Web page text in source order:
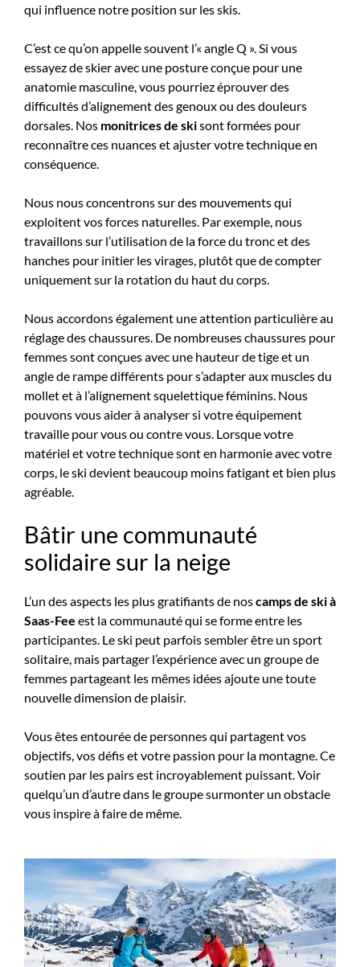
qui influence notre position sur les skis.
C’est ce qu’on appelle souvent l’« angle Q ». Si vous
essayez de skier avec une posture conçue pour une
anatomie masculine, vous pourriez éprouver des
difficultés d’alignement des genoux ou des douleurs
dorsales. Nos monitrices de skisont formées pour
reconnaître ces nuances et ajuster votre technique en
conséquence.
Nous nous concentrons sur des mouvements qui
exploitent vos forces naturelles. Par exemple, nous
travaillons sur l’utilisation de la force du tronc et des
hanches pour initier les virages, plutôt que de compter
uniquement sur la rotation du haut du corps.
Nous accordons également une attention particulière au
réglage des chaussures. De nombreuses chaussures pour
femmes sont conçues avec une hauteur de tige et un
angle de rampe différents pour s’adapter aux muscles du
mollet et à l’alignement squelettique féminins. Nous
pouvons vous aider à analyser si votre équipement
travaille pour vous ou contre vous. Lorsque votre
matériel et votre technique sont en harmonie avec votre
corps, le ski devient beaucoup moins fatigant et bien plus
agréable.
Bâtir une communauté
solidaire sur la neige
L’un des aspects les plus gratifiants de noscamps de ski à
Saas-Fee est la communauté qui se forme entre les
participantes. Le ski peut parfois sembler être un sport
solitaire, mais partager l’expérience avec un groupe de
femmes partageant les mêmes idées ajoute une toute
nouvelle dimension de plaisir.
Vous êtes entourée de personnes qui partagent vos
objectifs, vos défis et votre passion pour la montagne. Ce
soutien par les pairs est incroyablement puissant. Voir
quelqu’un d’autre dans le groupe surmonter un obstacle
vous inspire à faire de même.